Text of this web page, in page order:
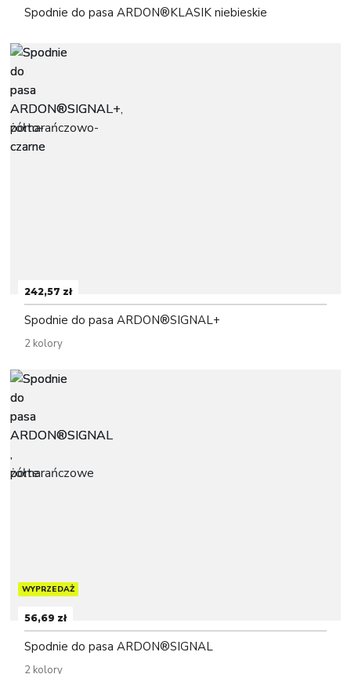
Spodnie do pasa ARDON®KLASIK niebieskie
242,57 zł
Spodnie do pasa ARDON®SIGNAL+
2 kolory
WYPRZEDAŻ
56,69 zł
Spodnie do pasa ARDON®SIGNAL
2 kolory